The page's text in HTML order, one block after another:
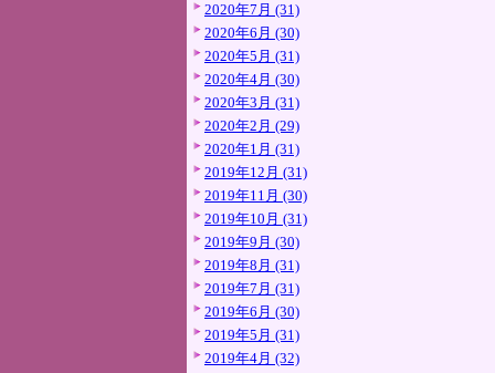
2020年7月 (31)
2020年6月 (30)
2020年5月 (31)
2020年4月 (30)
2020年3月 (31)
2020年2月 (29)
2020年1月 (31)
2019年12月 (31)
2019年11月 (30)
2019年10月 (31)
2019年9月 (30)
2019年8月 (31)
2019年7月 (31)
2019年6月 (30)
2019年5月 (31)
2019年4月 (32)